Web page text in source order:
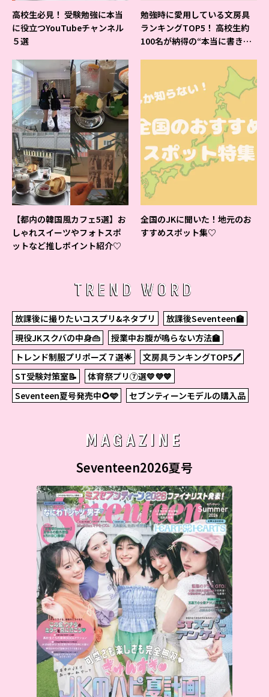
高校生必見！ 受験勉強に本当
に役立つYouTubeチャンネル
５選
勉強時に愛用している文房具
ランキングTOP5！ 高校生約
100名が納得の“本当に書きや
【都内の韓国風カフェ5選】お
しゃれスイーツやフォトスポ
ットなど推しポイント紹介♡
全国のJKに聞いた！地元のお
すすめスポット集♡
TREND WORD
放課後に撮りたいコスプリ&ネタプリ
放課後Seventeen🏫
現役JKスクバの中身👜
授業中お腹が鳴らない方法🏫
トレンド制服プリポーズ７選🌟
文房具ランキングTOP5🖊
ST受験対策室📝
体育祭プリ⑦選💛💜💙
Seventeen夏号発売中🌻🩵
セブンティーンモデルの購入品
MAGAZINE
Seventeen2026夏号